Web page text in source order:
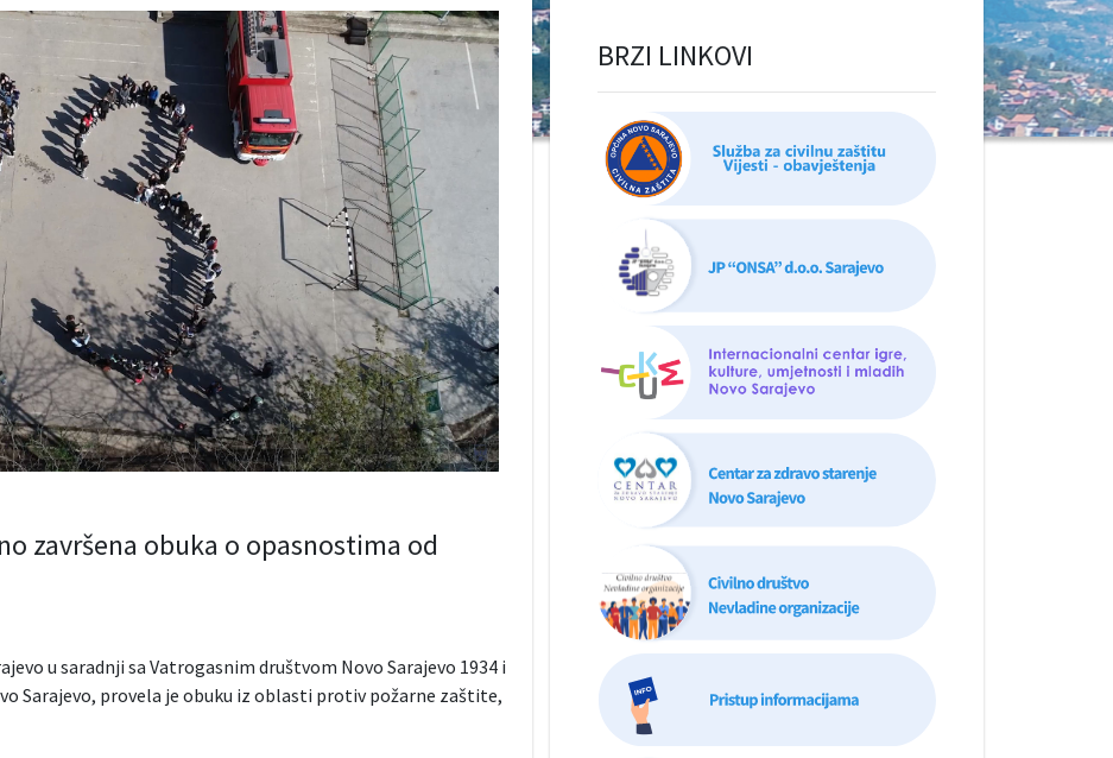
završena obuka o opasnostima od
u saradnji sa Vatrogasnim društvom Novo Sarajevo 1934 i
Sarajevo, provela je obuku iz oblasti protiv požarne zaštite,
BRZI LINKOVI